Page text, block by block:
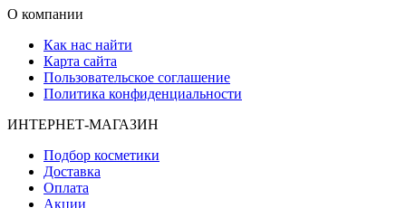
О компании
Как нас найти
Карта сайта
Пользовательское соглашение
Политика конфиденциальности
ИНТЕРНЕТ-МАГАЗИН
Подбор косметики
Доставка
Оплата
Акции